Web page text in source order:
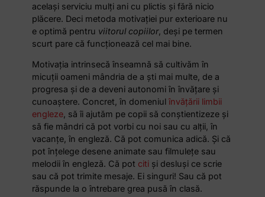
același serviciu mulți ani cu plictis și fără nicio
plăcere. Deci metoda motivației pur exterioare nu
e optimă pentru viitorul copiilor, deși pe termen
scurt pare că funcționează cel mai bine.
Motivația intrinsecă înseamnă să cultivăm în
micuții oameni mândria de a ști mai multe, de a
progresa și de a deveni autonomi în învățare și
cunoaștere. Concret, în domeniulînvățării limbii
engleze, să îi ajutăm pe copii să conștientizeze și
să fie mândri că pot vorbi cu noi sau cu alții, în
vacanțe, în engleză. Că pot comunica adică. Și că
pot înțelege desene animate sau filmulețe sau
melodii în engleză. Că pot citi și desluși ce scrie
sau că pot trimite mesaje. Ei singuri! Sau că pot
răspunde la o întrebare grea pusă în clasă.